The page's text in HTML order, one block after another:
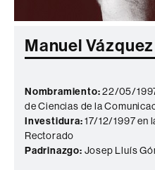
Manuel
Nombramiento:22/05/
de Ciencias de la
Investidura:17/12/1997 en
Rectorado
Padrinazgo: Josep Lluís